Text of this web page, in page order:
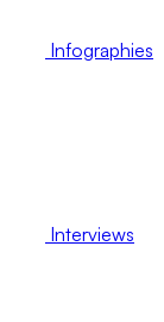
Infographies
Interviews